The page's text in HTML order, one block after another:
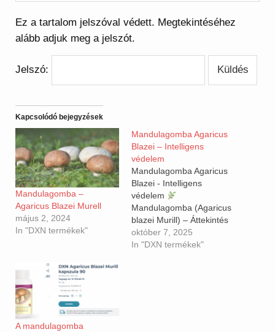
Ez a tartalom jelszóval védett. Megtekintéséhez
alább adjuk meg a jelszót.
Jelszó:
Kapcsolódó bejegyzések
Mandulagomba –
Agaricus Blazei Murell
május 2, 2024
In "DXN termékek"
Mandulagomba Agaricus
Blazei – Intelligens
védelem
Mandulagomba Agaricus
Blazei - Intelligens
védelem
Mandulagomba (Agaricus
blazei Murill) – Áttekintés
Származása:Eredetileg
Brazíliából származik, de
október 7, 2025
In "DXN termékek"
A mandulagomba